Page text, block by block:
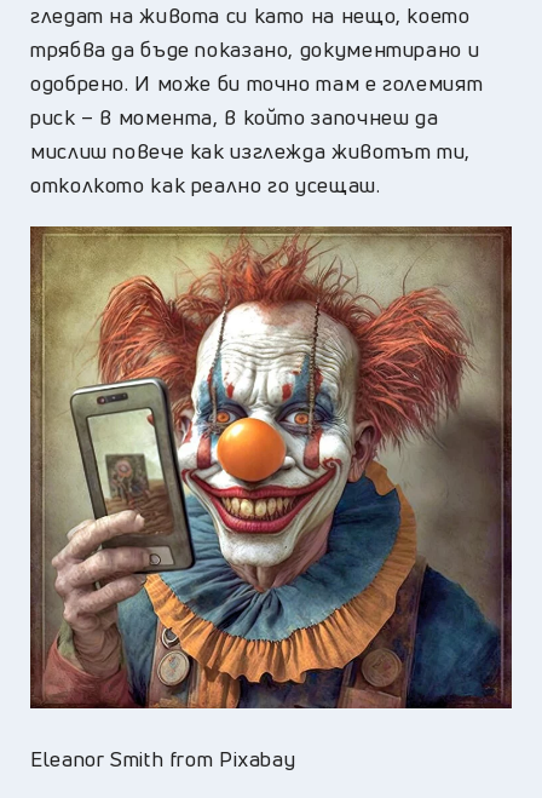
гледат на живота си като на нещо, което
трябва да бъде показано, документирано и
одобрено. И може би точно там е големият
риск – в момента, в който започнеш да
мислиш повече как изглежда животът ти,
отколкото как реално го усещаш.
Eleanor Smith from Pixabay